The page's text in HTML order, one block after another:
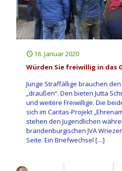
16. Januar 2020
Würden Sie freiwillig in das
Junge Straffällige brauchen
„draußen“. Den bieten Jutta
und weitere Freiwillige. Die
sich im Caritas-Projekt
stehen den Jugendlichen
brandenburgischen JVA
Seite. Ein Briefwechsel […]